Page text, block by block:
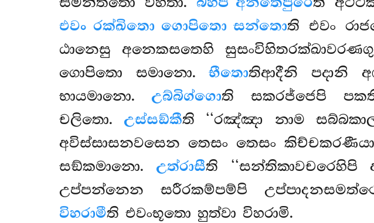
එවං රක්ඛිතො ගොපිතො සන්තොති එවං
ඨානෙසු අනෙකසතෙහි
ගොපිතො සමානො.භීතොතිආදීනි පදානි
භායමානො.උබ්බිග්ගොති සකරජ්ජෙපි
චලිතො.උස්සඞ්කීති ‘‘රඤ්ඤා නාම
අවිස්සාසනවසෙන තෙසං තෙසං
සඞ්කමානො.උත්රාසීති
උප්පන්නෙන සරීරකම්පම්පි
විහරාමීති එවංභූතො හුත්වා විහරාමි.